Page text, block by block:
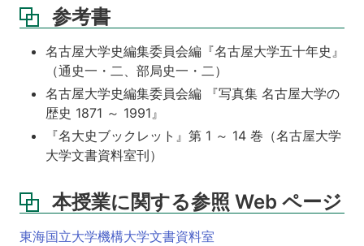
参考書
名古屋大学史編集委員会編『名古屋大学五十年史』
（通史一・二、部局史一・二）
名古屋大学史編集委員会編 『写真集 名古屋大学の
歴史 1871 ～ 1991』
『名大史ブックレット』第 1 ～ 14 巻（名古屋大学
大学文書資料室刊）
本授業に関する参照 Web ページ
東海国立大学機構大学文書資料室